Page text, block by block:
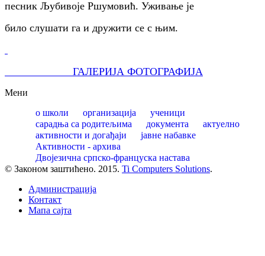
песник Љубивоје Ршумовић. Уживање је
било слушати га и дружити се с њим.
ГАЛЕРИЈА ФОТОГРАФИЈА
Мени
о школи
организација
ученици
сарадња са родитељима
документа
актуелно
активности и догађаји
јавне набавке
Активности - архива
Двојезична српско-француска настава
© Законом заштићено. 2015. Ti Computers Solutions.
Администрација
Контакт
Mапа сајта